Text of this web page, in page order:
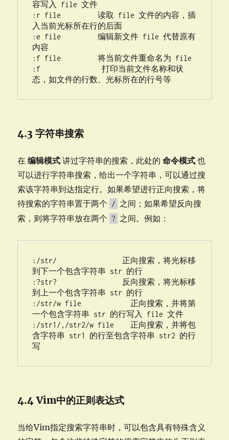
容写入 file 文件
:r file         读取 file 文件的内容，插
入当前光标所在行的后面
:e file         编辑新文件 file 代替原有
内容
:f file         将当前文件重命名为 file
:f               打印当前文件名称和状
态，如文件的行数、光标所在的行号等
4.3 字符串搜索
在编辑模式 讲过字符串的搜索，此处的命令模式 也
可以进行字符串搜索，给出一个字符串，可以通过搜
索该字符串到达指定行。如果希望进行正向搜索，将
待搜索的字符串置于两个
/ 之间；如果希望反向搜
索，则将字符串放在两个 ? 之间。例如：
:/str/                正向搜索，将光标移
到下一个包含字符串 str 的行
:?str?                反向搜索，将光标移
到上一个包含字符串 str 的行
:/str/w file            正向搜索，并将第
一个包含字符串 str 的行写入 file 文件
:/str1/,/str2/w file    正向搜索，并将包
含字符串 str1 的行至包含字符串 str2 的行
写
4.4 Vim中的正则表达式
当给Vim指定搜索字符串时，可以包含具有特殊含义